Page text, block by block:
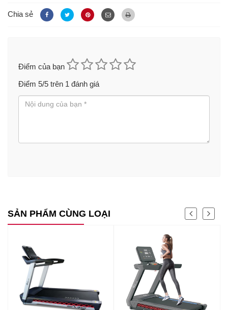
Chia sẻ
Điểm của bạn
Điểm 5/5 trên 1 đánh giá
SẢN PHẨM CÙNG LOẠI